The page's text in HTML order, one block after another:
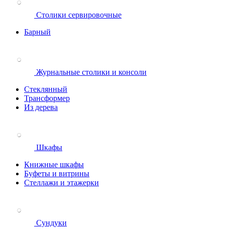
Столики сервировочные
Барный
Журнальные столики и консоли
Стеклянный
Трансформер
Из дерева
Шкафы
Книжные шкафы
Буфеты и витрины
Стеллажи и этажерки
Сундуки